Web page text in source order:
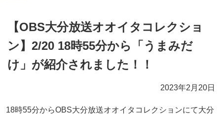
【OBS大分放送オオイタコレクショ
ン】2/20 18時55分から「うまみだ
け」が紹介されました！！
2023年2月20日
18時55分からOBS大分放送オオイタコレクションにて大分